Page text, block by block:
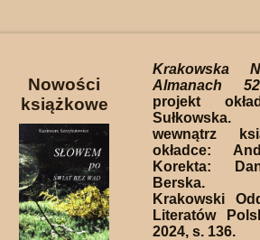
Nowości
książkowe
Krakowska
Almanach 52
projekt
wewnątrz
okładce:
Korekta:
Berska.
Krakowski
Literatów
2024, s. 136.